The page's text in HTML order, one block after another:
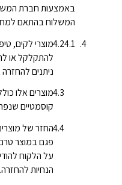
באמצעות חברת
המשלוח בהתאם
מוצרי לקים,
להתקלקל או
ניתנים
מוצרים אלו
קוסמטיים
החזר של
פגם במוצר
על הלקוח
הנחיות להחזרה.